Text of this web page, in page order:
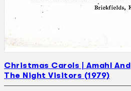
Christmas Carols | Amahl And
The Night Visitors (1979)